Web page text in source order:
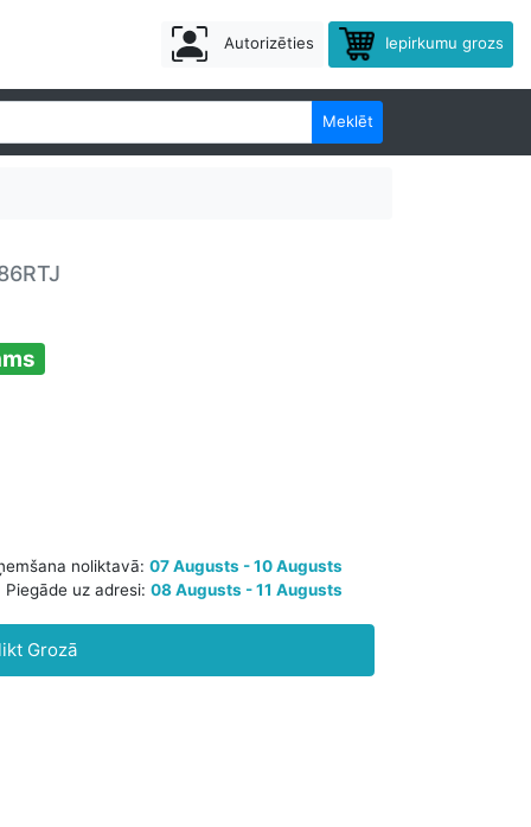
Autorizēties Iepirkumu grozs
Meklēt
saņemšana noliktavā:07 Augusts - 10 Augusts
Grozā